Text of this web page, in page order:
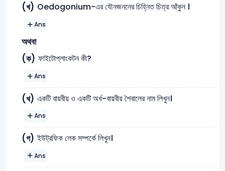
(খ) Oedogonium-এর যৌনজননের চিহ্নিত চিত্র আঁকুন ।
Ans
অথবা
(ক) ফাইটোপ্লাংকটন কী?
Ans
(খ) একটি বায়বীয় ও একটি অর্ধ-বায়বীয় শৈবালের নাম লিখুন।
Ans
(গ) ইউট্রফিক লেক সম্পর্কে লিখুন।
Ans